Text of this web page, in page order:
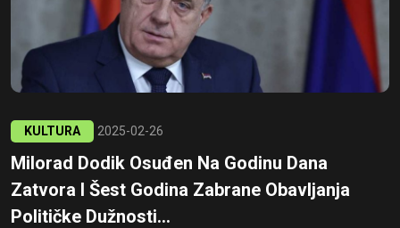
KULTURA 2025-02-26
Milorad Dodik Osuđen Na Godinu Dana
Zatvora I Šest Godina Zabrane Obavljanja
Političke Dužnosti...